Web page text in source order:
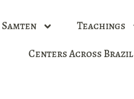
Samten Teachings
Centers Across Brazil